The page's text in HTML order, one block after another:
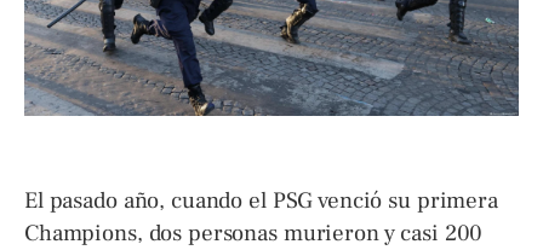
El pasado año, cuando el PSG venció su primera
Champions, dos personas murieron y casi 200